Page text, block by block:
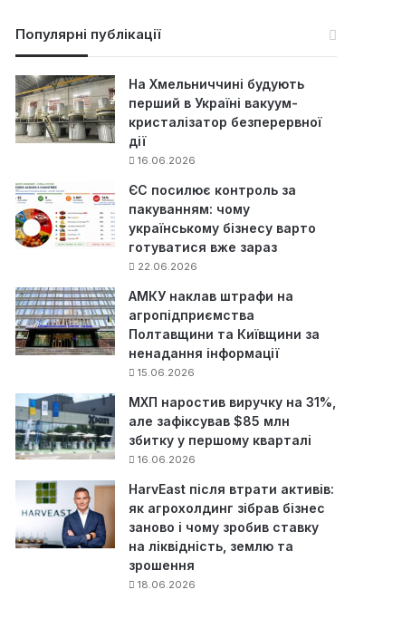
Популярні публікації
На Хмельниччині будують
перший в Україні вакуум-
кристалізатор безперервної
дії
16.06.2026
ЄС посилює контроль за
пакуванням: чому
українському бізнесу варто
готуватися вже зараз
22.06.2026
АМКУ наклав штрафи на
агропідприємства
Полтавщини та Київщини за
ненадання інформації
15.06.2026
МХП наростив виручку на 31%,
але зафіксував $85 млн
збитку у першому кварталі
16.06.2026
HarvEast після втрати активів:
як агрохолдинг зібрав бізнес
заново і чому зробив ставку
на ліквідність, землю та
зрошення
18.06.2026